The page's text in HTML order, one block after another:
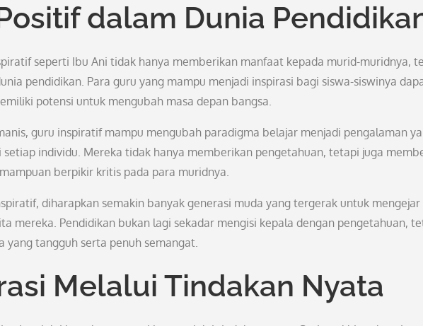
dalam Dunia
seperti Ibu Ani tidak hanya memberikan manfaat kepada murid-muridnya,
pendidikan. Para guru yang mampu menjadi inspirasi bagi siswa-siswinya
potensi untuk mengubah masa depan bangsa.
guru inspiratif mampu mengubah paradigma belajar menjadi pengalaman
individu. Mereka tidak hanya memberikan pengetahuan, tetapi juga
berpikir kritis pada para muridnya.
diharapkan semakin banyak generasi muda yang tergerak untuk mengejar
mereka. Pendidikan bukan lagi sekadar mengisi kepala dengan pengetahuan,
yang tangguh serta penuh semangat.
Melalui Tindakan Nyata